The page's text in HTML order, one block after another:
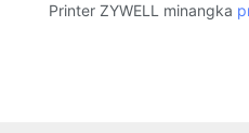
Printer ZYWELL minangka